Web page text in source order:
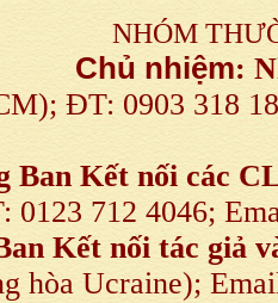
NHÓM
Chủ nhiệm:
ĐT: 0903 318
Ban Kết nối các
0123 712 4046;
Kết nối tác giả
hòa Ucraine);